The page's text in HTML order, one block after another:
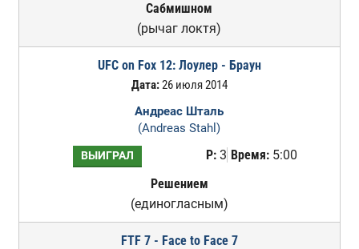
Сабмишном
(рычаг локтя)
UFC on Fox 12: Лоулер - Браун
Дата:26 июля 2014
Андреас Шталь
(Andreas Stahl)
ВЫИГРАЛ Р:3 Время:5:00
Решением
(единогласным)
FTF 7 - Face to Face 7